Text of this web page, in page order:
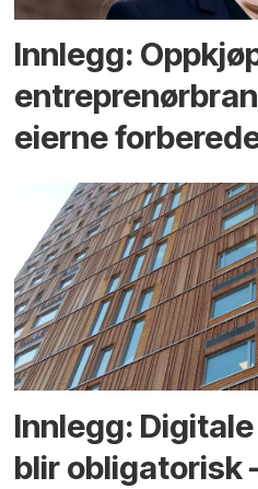
Innlegg:
eierne
Innlegg:
blir obligatorisk